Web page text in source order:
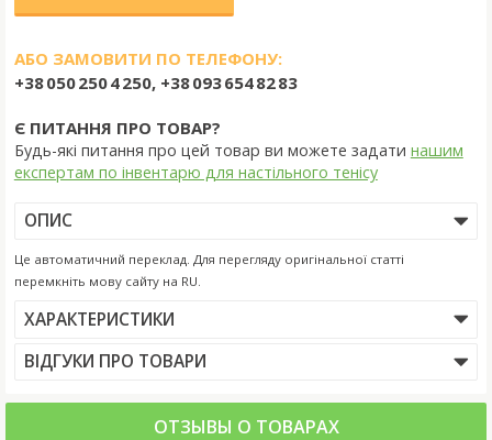
АБО ЗАМОВИТИ ПО ТЕЛЕФОНУ:
+38 050 250 4 250, +38 093 654 82 83
Є ПИТАННЯ ПРО ТОВАР?
Будь-які питання про цей товар ви можете задати нашим
експертам по інвентарю для настільного тенісу
ОПИС
Це автоматичний переклад. Для перегляду оригінальної статті
перемкніть мову сайту на RU.
ХАРАКТЕРИСТИКИ
ВІДГУКИ ПРО ТОВАРИ
ОТЗЫВЫ О ТОВАРАХ